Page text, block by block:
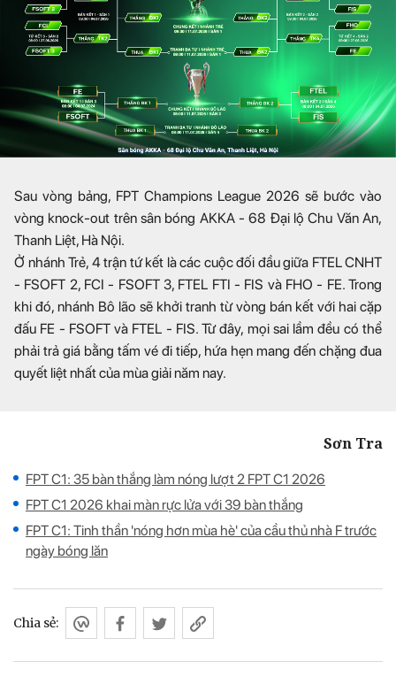
Sau vòng bảng, FPT Champions League 2026 sẽ bước vào
vòng knock-out trên sân bóng AKKA - 68 Đại lộ Chu Văn An,
Thanh Liệt, Hà Nội.
Ở nhánh Trẻ, 4 trận tứ kết là các cuộc đối đầu giữa FTEL CNHT
- FSOFT 2, FCI - FSOFT 3, FTEL FTI - FIS và FHO - FE. Trong
khi đó, nhánh Bô lão sẽ khởi tranh từ vòng bán kết với hai cặp
đấu FE - FSOFT và FTEL - FIS. Từ đây, mọi sai lầm đều có thể
phải trả giá bằng tấm vé đi tiếp, hứa hẹn mang đến chặng đua
quyết liệt nhất của mùa giải năm nay.
Sơn Tra
FPT C1: 35 bàn thắng làm nóng lượt 2 FPT C1 2026
FPT C1 2026 khai màn rực lửa với 39 bàn thắng
FPT C1: Tinh thần 'nóng hơn mùa hè' của cầu thủ nhà F trước
ngày bóng lăn
Chia sẻ: